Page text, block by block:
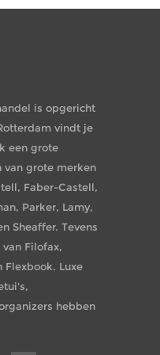
is opgericht
vindt je
een grote
van grote merken
Faber-Castell,
Parker, Lamy,
Sheaffer. Tevens
Filofax,
Flexbook. Luxe
hebben